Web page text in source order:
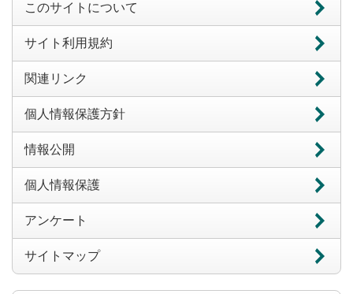
このサイトについて
サイト利用規約
関連リンク
個人情報保護方針
情報公開
個人情報保護
アンケート
サイトマップ